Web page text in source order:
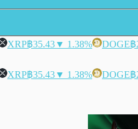
XRP฿35.43▼ 1.38% DOGE฿
XRP฿35.43▼ 1.38% DOGE฿